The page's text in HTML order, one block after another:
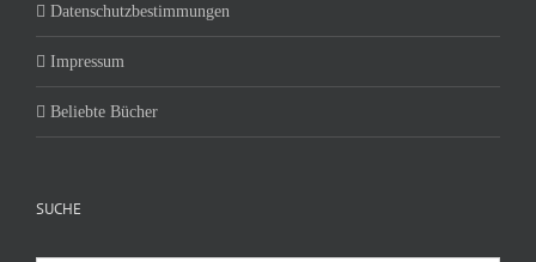
Datenschutzbestimmungen
Impressum
Beliebte Bücher
SUCHE